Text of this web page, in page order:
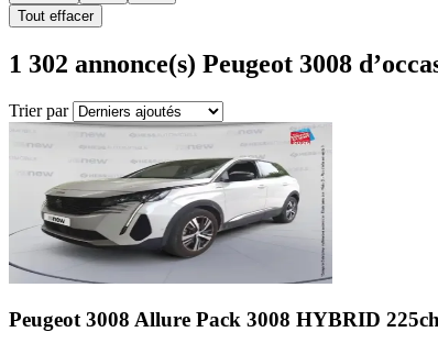
Tout effacer
1 302 annonce(s) Peugeot 3008
Trier par
Peugeot 3008 Allure Pack 3008 HYBRID